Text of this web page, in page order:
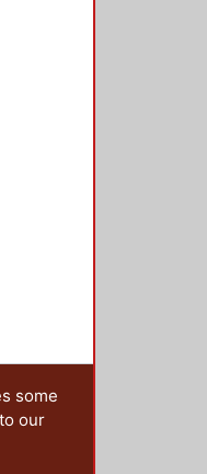
some
our